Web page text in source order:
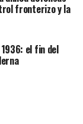
fronterizo y la
1936: el fin del